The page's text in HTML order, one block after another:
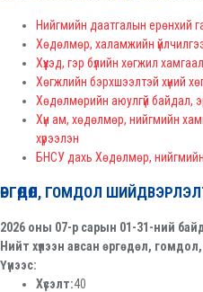
Нийгмийн даатгалын ерөнхий
Хөдөлмөр, халамжийн
Хүүхэд, гэр бүлийн хөгжил
Хөгжлийн бэрхшээлтэй хүний
Хөдөлмөрийн аюулгүй байдал,
Хүн ам, хөдөлмөр, нийгмийн
хүрээлэн
БНСУ дахь Хөдөлмөр,
ӨРГӨДӨЛ, ГОМДОЛ
2026 оны 07-р сарын 01-31-ний
Нийт хүлээн авсан өргөдөл, гомдол,
Үүнээс:
Хүсэлт:40